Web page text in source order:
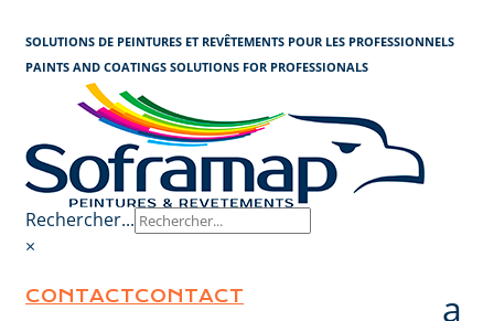
SOLUTIONS DE PEINTURES ET REVÊTEMENTS POUR LES PROFESSIONNELS
PAINTS AND COATINGS SOLUTIONS FOR PROFESSIONALS
Rechercher...
×
CONTACTCONTACT